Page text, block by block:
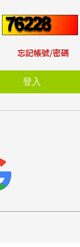
忘記帳號/密碼